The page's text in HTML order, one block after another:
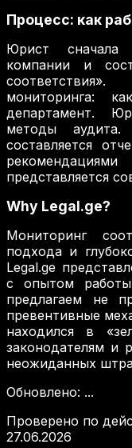
Процесс: как
Юрист сначала
компании и
мониторинга:
департамент.
методы
составляется
представляется
Why Legal.ge?
Мониторинг
подхода и
Legal.ge
с опытом
предлагаем не
превентивные
находился в
законодателям и
неожиданных
Обновлено: ...
Проверено по
27.06.2026